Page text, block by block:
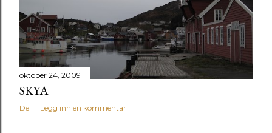
oktober 24, 2009
SKYA
Del Legg inn en kommentar